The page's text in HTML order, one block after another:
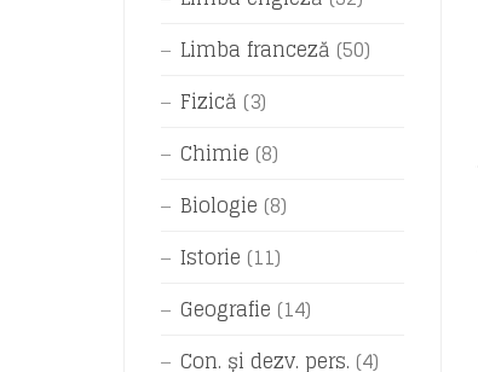
Limba franceză (50)
Fizică (3)
Chimie (8)
Biologie (8)
Istorie (11)
Geografie (14)
Con. și dezv. pers. (4)